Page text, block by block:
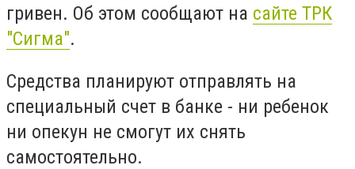
гривен. Об этом сообщают на сайте ТРК
"Сигма".
Средства планируют отправлять на
специальный счет в банке - ни ребенок
ни опекун не смогут их снять
самостоятельно.